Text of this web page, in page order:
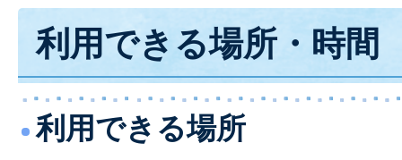
利用できる場所・時間
利用できる場所